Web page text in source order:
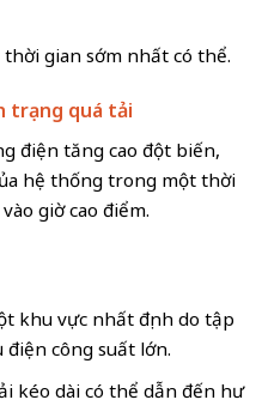
gian sớm nhất có thể.
trạng quá tải
điện tăng cao đột biến,
hệ thống trong một thời
giờ cao điểm.
khu vực nhất định do tập
công suất lớn.
kéo dài có thể dẫn đến hư